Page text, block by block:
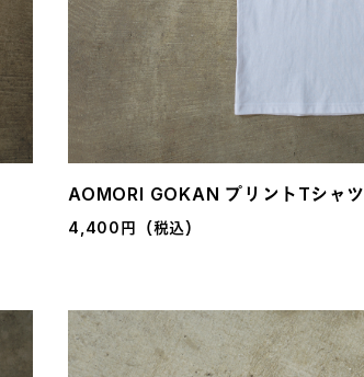
AOMORI GOKAN プリントTシャツ
4,400円（税込）